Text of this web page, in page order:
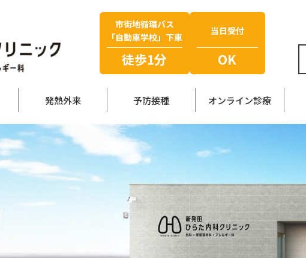
市街地循環バス
「自動車学校」下車
徒歩1分
当日受付
OK
発熱外来 予防接種 オンライン診療